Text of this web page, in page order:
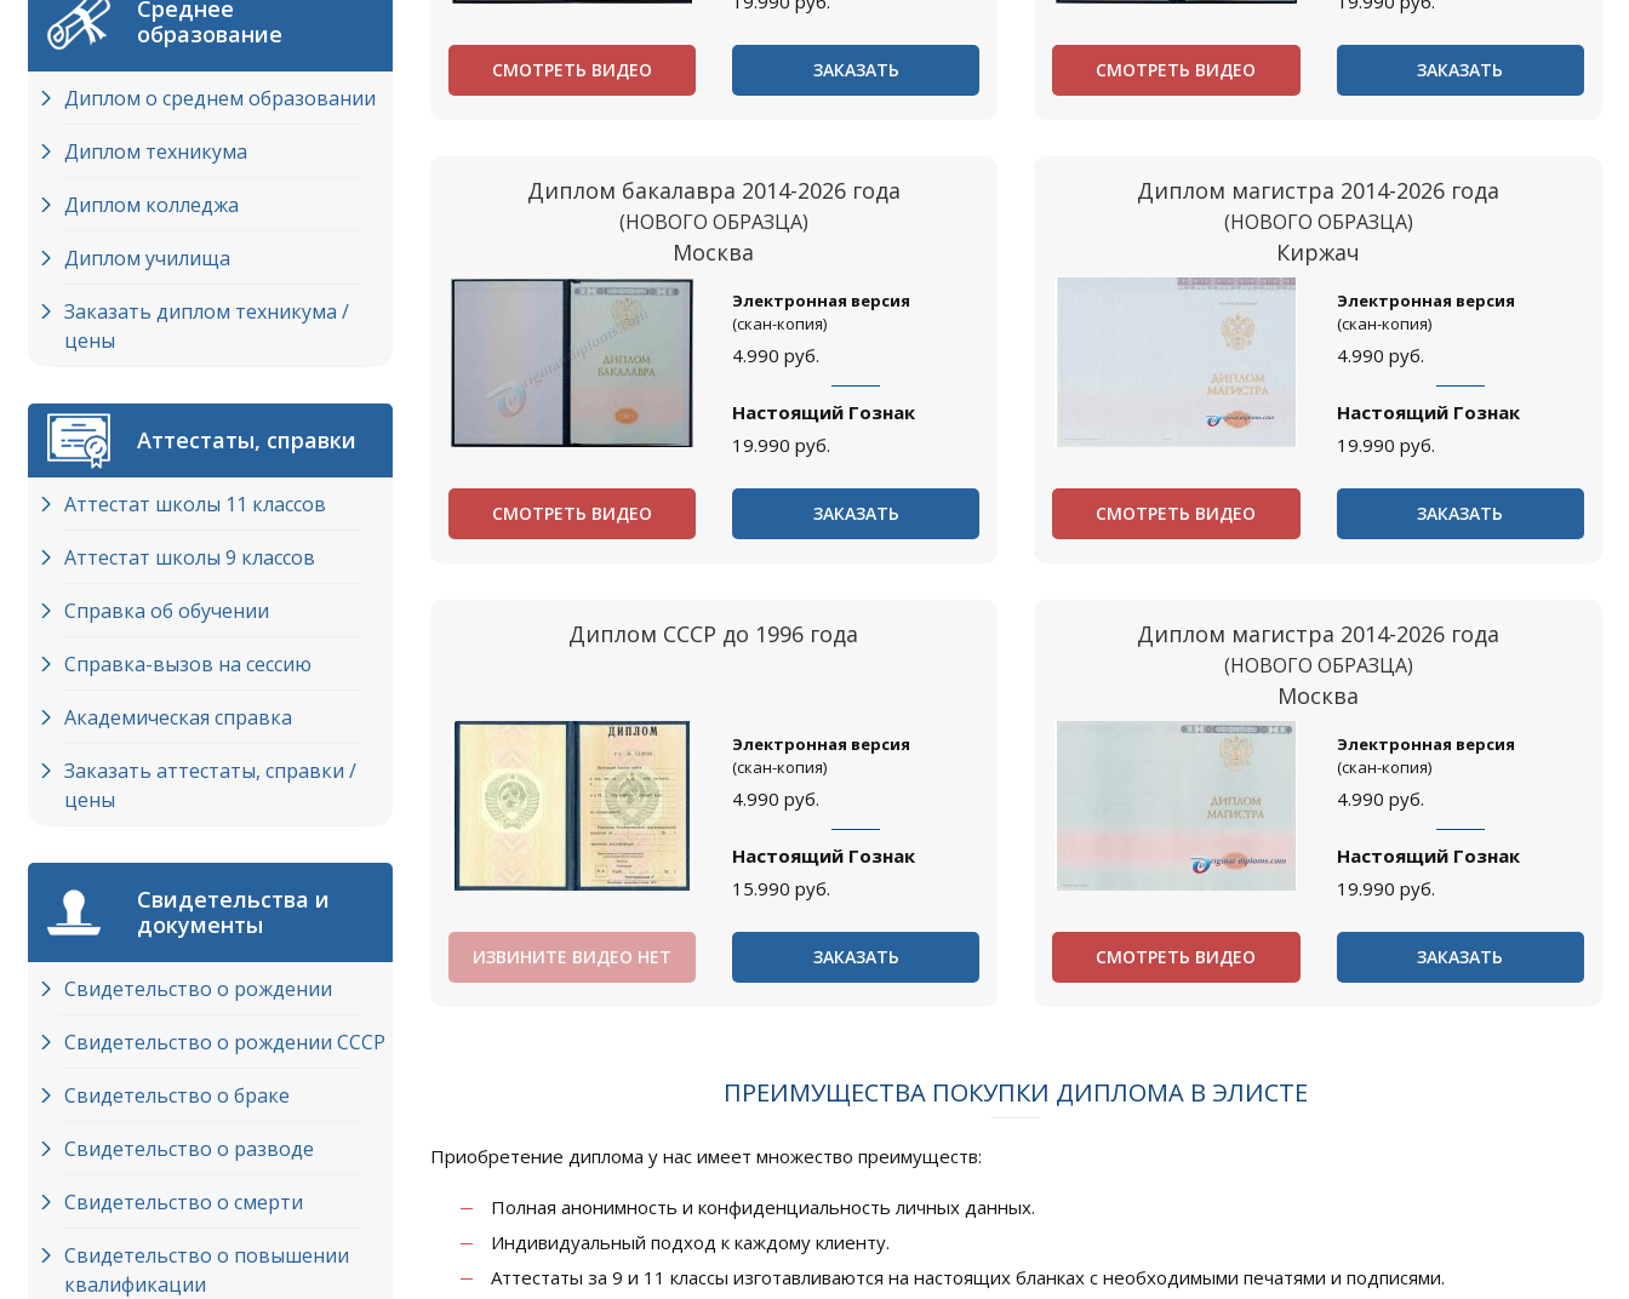
Среднее
образование
Диплом о среднем образовании
Диплом техникума
Диплом колледжа
Диплом училища
Заказать диплом техникума /
цены
Аттестаты, справки
Аттестат школы 11 классов
Аттестат школы 9 классов
Справка об обучении
Справка-вызов на сессию
Академическая справка
Заказать аттестаты, справки /
цены
Свидетельства и
документы
Свидетельство о рождении
Свидетельство о рождении СССР
Свидетельство о браке
Свидетельство о разводе
Свидетельство о смерти
Свидетельство о повышении
квалификации
СМОТРЕТЬ ВИДЕО ЗАКАЗАТЬ СМОТРЕТЬ ВИДЕО ЗАКАЗАТЬ
Диплом бакалавра 2014-2026 года
(НОВОГО ОБРАЗЦА)
Москва
Электронная версия
(скан-копия)
4.990 руб.
Настоящий Гознак
19.990 руб.
СМОТРЕТЬ ВИДЕО ЗАКАЗАТЬ
Диплом магистра 2014-2026 года
(НОВОГО ОБРАЗЦА)
Киржач
Электронная версия
(скан-копия)
4.990 руб.
Настоящий Гознак
19.990 руб.
СМОТРЕТЬ ВИДЕО ЗАКАЗАТЬ
Диплом СССР до 1996 года
Электронная версия
(скан-копия)
4.990 руб.
Настоящий Гознак
15.990 руб.
ИЗВИНИТЕ ВИДЕО НЕТ ЗАКАЗАТЬ
Диплом магистра 2014-2026 года
(НОВОГО ОБРАЗЦА)
Москва
Электронная версия
(скан-копия)
4.990 руб.
Настоящий Гознак
19.990 руб.
СМОТРЕТЬ ВИДЕО ЗАКАЗАТЬ
ПРЕИМУЩЕСТВА ПОКУПКИ ДИПЛОМА В ЭЛИСТЕ
Приобретение диплома у нас имеет множество преимуществ:
Полная анонимность и конфиденциальность личных данных.
Индивидуальный подход к каждому клиенту.
Аттестаты за 9 и 11 классы изготавливаются на настоящих бланках с необходимыми печатями и подписями.